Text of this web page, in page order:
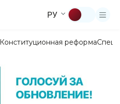
РУ
Конституционная реформа